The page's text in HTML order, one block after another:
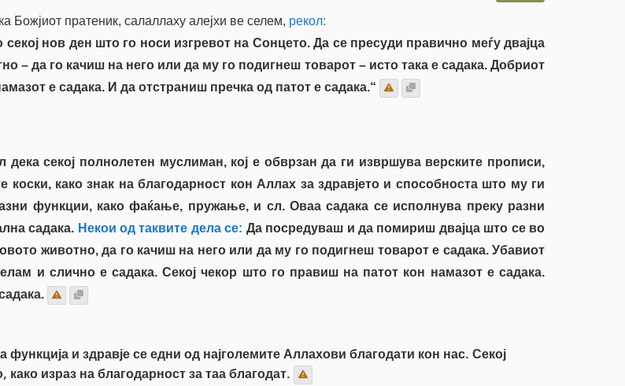
Божјиот пратеник, салаллаху алејхи ве селем, рекол:
секој нов ден што го носи изгревот на Сонцето. Да се пресуди правично меѓу двајца
– да го качиш на него или да му го подигнеш товарот – исто така е садака. Добриот
е садака. И да отстраниш пречка од патот е садака.“
дека секој полнолетен муслиман, кој е обврзан да ги извршува верските прописи,
коски, како знак на благодарност кон Аллах за здравјето и способноста што му ги
функции, како фаќање, пружање, и сл. Оваа садака се исполнува преку разни
садака. Некои од таквите дела се: Да посредуваш и да помириш двајца што се во
животно, да го качиш на него или да му го подигнеш товарот е садака. Убавиот
и слично е садака. Секој чекор што го правиш на патот кон намазот е садака.
и здравје се едни од најголемите Аллахови благодати кон нас. Секој
израз на благодарност за таа благодат.